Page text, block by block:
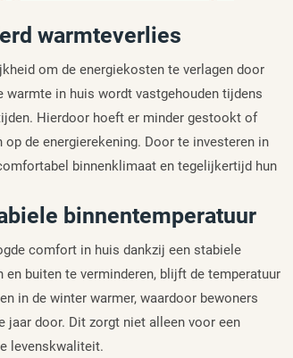
warmteverlies
om de energiekosten te verlagen door
in huis wordt vastgehouden tijdens
Hierdoor hoeft er minder gestookt of
de energierekening. Door te investeren in
binnenklimaat en tegelijkertijd hun
binnentemperatuur
comfort in huis dankzij een stabiele
buiten te verminderen, blijft de temperatuur
in de winter warmer, waardoor bewoners
jaar door. Dit zorgt niet alleen voor een
levenskwaliteit.